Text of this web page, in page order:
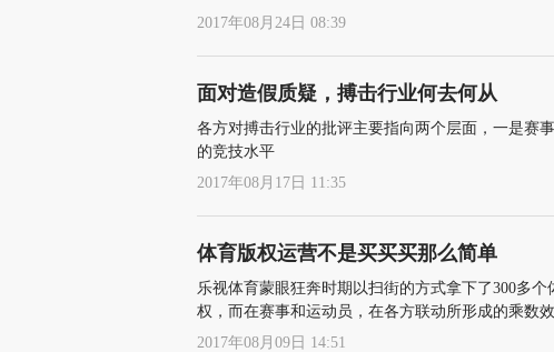
2017年08月24日 08:39
面对造假质疑，搏击行业何去何从
各方对搏击行业的批评主要指向两个层面，一是赛
的竞技水平
2017年08月17日 11:35
体育版权运营不是买买买那么简单
乐视体育蒙眼狂奔时期以扫街的方式拿下了300多
权，而在赛事和运动员，在各方联动所形成的乘数
2017年08月09日 14:51